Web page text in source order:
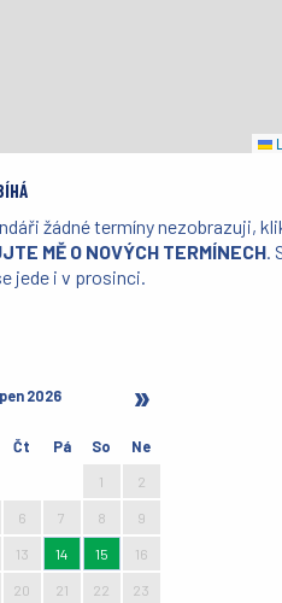
žádné termíny nezobrazuji,
MĚ O NOVÝCH TERMÍNECH.
jede i v prosinci.
2026
Čt Pá So Ne
1 2
6 7 8 9
13 14 15 16
20 21 22 23